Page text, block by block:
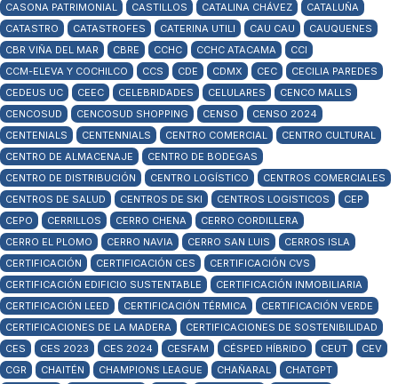
CASONA PATRIMONIAL
CASTILLOS CATALINA CHÁVEZ
CATALUÑA
CATASTRO
CATASTROFES CATERINA UTILI CAU CAU
CAUQUENES
CBR VIÑA DEL MAR
CBRE CCHC CCHC ATACAMA
CCI
CCM-ELEVA Y COCHILCO
CCS CDE CDMX CEC
CECILIA PAREDES
CEDEUS UC
CEEC CELEBRIDADES CELULARES
CENCO MALLS
CENCOSUD
CENCOSUD SHOPPING CENSO
CENSO 2024
CENTENIALS
CENTENNIALS CENTRO COMERCIAL
CENTRO CULTURAL
CENTRO DE ALMACENAJE
CENTRO DE BODEGAS
CENTRO DE DISTRIBUCIÓN
CENTRO LOGÍSTICO
CENTROS COMERCIALES
CENTROS DE SALUD
CENTROS DE SKI CENTROS LOGISTICOS
CEP
CEPO
CERRILLOS CERRO CHENA
CERRO CORDILLERA
CERRO EL PLOMO
CERRO NAVIA CERRO SAN LUIS
CERROS ISLA
CERTIFICACIÓN
CERTIFICACIÓN CES
CERTIFICACIÓN CVS
CERTIFICACIÓN EDIFICIO SUSTENTABLE
CERTIFICACIÓN INMOBILIARIA
CERTIFICACIÓN LEED
CERTIFICACIÓN TÉRMICA
CERTIFICACIÓN VERDE
CERTIFICACIONES DE LA MADERA
CERTIFICACIONES DE SOSTENIBILIDAD
CES
CES 2023 CES 2024 CESFAM CÉSPED HÍBRIDO CEUT
CEV
CGR
CHAITÉN CHAMPIONS LEAGUE CHAÑARAL
CHATGPT